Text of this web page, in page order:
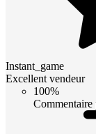
Instant_game
Excellent vendeur
100%
Commentaire